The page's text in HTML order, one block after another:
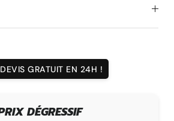
GRATUIT EN 24H !
DÉGRESSIF